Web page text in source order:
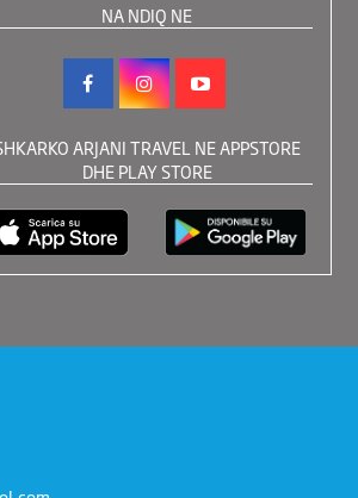
NA NDIQ NE
ARJANI TRAVEL NE APPSTORE
DHE PLAY STORE